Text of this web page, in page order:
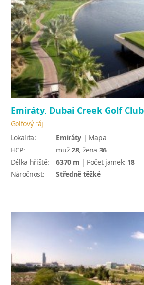
Emiráty, Dubai Creek Golf Club
Golfový ráj
Lokalita:
Emiráty| Mapa
HCP:
muž 28, žena 36
Délka hřiště:
6370 m | Počet jamek: 18
Náročnost:
Středně těžké